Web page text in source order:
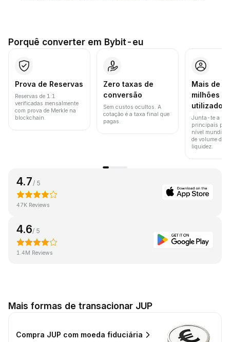
Porquê converter em Bybit-eu
Prova de Reservas
Reservas de 1:1
verificadas mensalmente
com prova de Merkle na
blockchain.
Zero taxas de
conversão
Sem custos ocultos. A
cotação é a taxa final que
pagas.
Mais de
milhões
Junta-te a
principais
nível mundial
de volume de
liquidez.
4.7 / 5
47K Reviews
4.6/ 5
1.4M Reviews
Mais formas de transacionar JUP
Compra JUP com moeda fiduciária